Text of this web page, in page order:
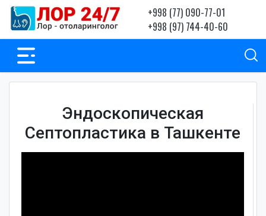
+998 (77) 090-77-01
+998 (97) 744-40-60
Эндоскопическая
Септопластика в Ташкенте